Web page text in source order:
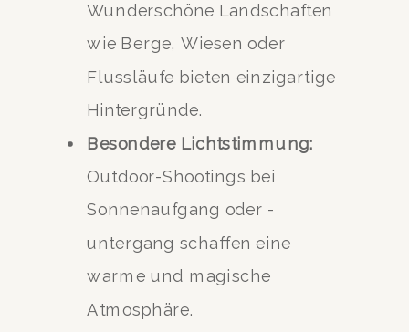
Wunderschöne Landschaften
wie Berge, Wiesen oder
Flussläufe bieten einzigartige
Hintergründe.
Besondere Lichtstimmung:
Outdoor-Shootings bei
Sonnenaufgang oder -
untergang schaffen eine
warme und magische
Atmosphäre.